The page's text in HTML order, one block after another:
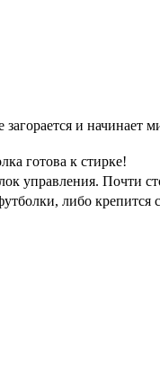
и начинает
готова к стирке!
управления. Почти
либо